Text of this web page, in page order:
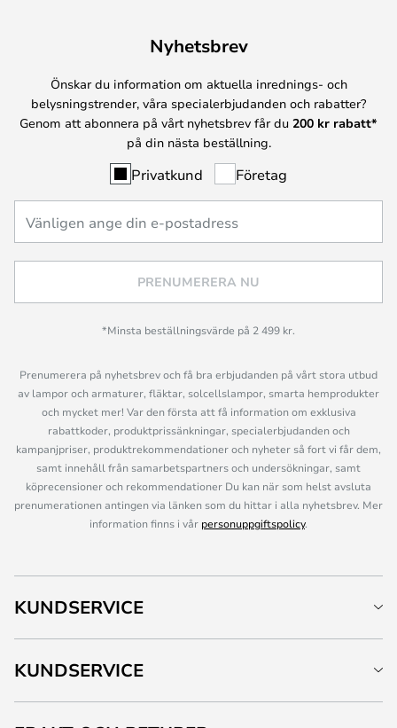
Nyhetsbrev
Önskar du information om aktuella inrednings- och
belysningstrender, våra specialerbjudanden och rabatter?
Genom att abonnera på vårt nyhetsbrev får du 200 kr rabatt*
på din nästa beställning.
Privatkund Företag
PRENUMERERA NU
*Minsta beställningsvärde på 2 499 kr.
Prenumerera på nyhetsbrev och få bra erbjudanden på vårt stora utbud
av lampor och armaturer, fläktar, solcellslampor, smarta hemprodukter
och mycket mer! Var den första att få information om exklusiva
rabattkoder, produktprissänkningar, specialerbjudanden och
kampanjpriser, produktrekommendationer och nyheter så fort vi får dem,
samt innehåll från samarbetspartners och undersökningar, samt
köprecensioner och rekommendationer Du kan när som helst avsluta
prenumerationen antingen via länken som du hittar i alla nyhetsbrev. Mer
information finns i vår personuppgiftspolicy.
KUNDSERVICE
KUNDSERVICE